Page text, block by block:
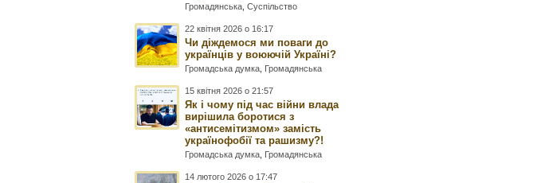
Громадянська ,Суспільство
22 квітня 2026 о 16:17
Чи діждемося ми поваги до
українців у воюючій Україні?
Громадська думка Громадянська
15 квітня 2026 о 21:57
Як і чому під час війни влада
вирішила боротися з
«антисемітизмом» замість
українофобії та рашизму?!
Громадська думка Громадянська
14 лютого 2026 о 17:47